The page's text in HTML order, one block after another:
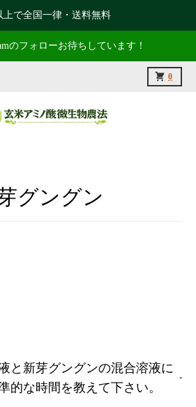
上で全国一律・送料無料
のフォローお待ちしています！
0
カート
グングン
と新芽グングンの混合溶液に
的な時間を教えて下さい。